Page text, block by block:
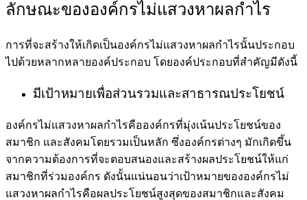
ลักษณะขององค์กรไม่แสวงหาผลกำไร
การที่จะสร้างให้เกิดเป็นองค์กรไม่แสวงหาผลกำไรนั้นประกอบ
ไปด้วยหลากหลายองค์ประกอบ โดยองค์ประกอบที่สำคัญมีดังนี้
มีเป้าหมายเพื่อส่วนรวมและสาธารณประโยชน์
องค์กรไม่แสวงหาผลกำไรคือองค์กรที่มุ่งเน้นประโยชน์ของ
สมาชิก และสังคมโดยรวมเป็นหลัก ซึ่งองค์กรต่างๆ มักเกิดขึ้น
จากความต้องการที่จะตอบสนองและสร้างผลประโยชน์ให้แก่
สมาชิกที่ร่วมองค์กร ดังนั้นแน่นอนว่าเป้าหมายขององค์กรไม่
แสวงหาผลกำไรคือผลประโยชน์สูงสุดของสมาชิกและสังคม